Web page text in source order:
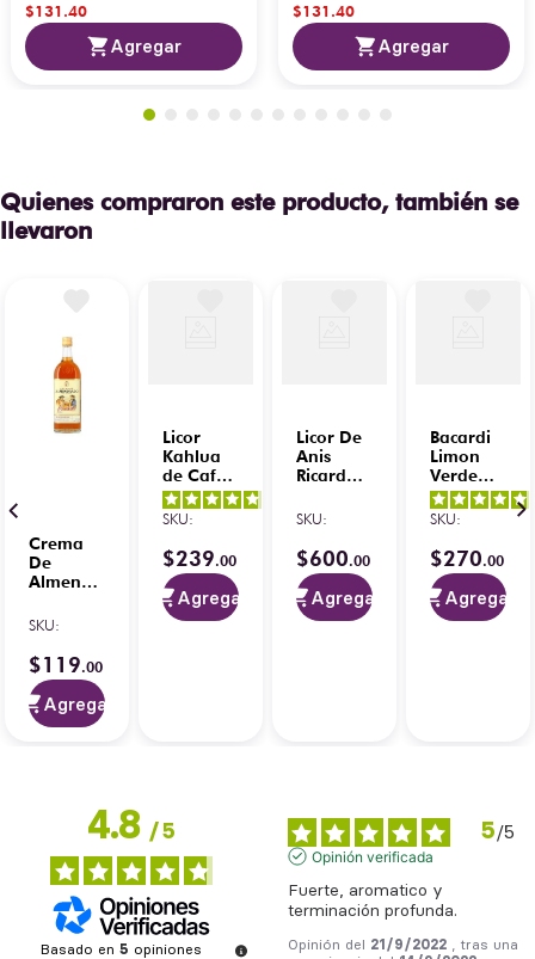
$131.40
Agregar
$131.40
Agregar
Quienes compraron este producto, también se
llevaron
opiniones
Crema
De
Almendrado
200 ml
SKU:
$119.00
Agregar
Licor
Kahlua
de Café
1 L
37opiniones
SKU:
$239.00
Agregar
Licor De
Anis
Ricard
SKU:
$600.00
Agregar
Bacardi
Limon
Verde
750ml
C/Raspberry
SKU:
$270.00
Agregar
4.8/5
Basado en 5 opiniones
5/5
Opinión verificada
Fuerte, aromatico y
terminación profunda.
Opinión del 21/9/2022
, tras una